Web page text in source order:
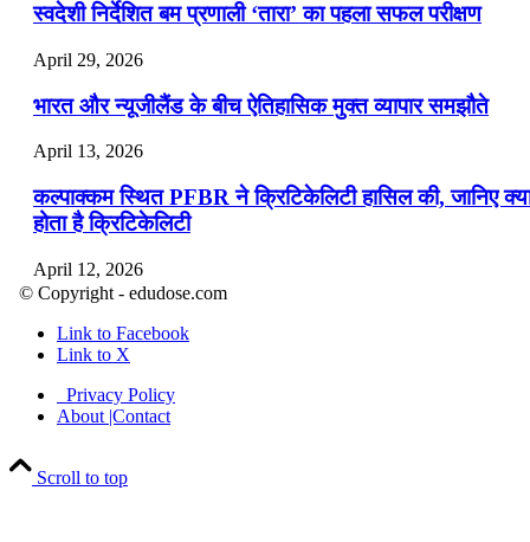
स्वदेशी निर्देशित बम प्रणाली ‘तारा’ का पहला सफल परीक्षण
April 29, 2026
भारत और न्यूजीलैंड के बीच ऐतिहासिक मुक्त व्यापार समझौते
April 13, 2026
कल्पाक्कम स्थित PFBR ने क्रिटिकेलिटी हासिल की, जानिए
होता है क्रिटिकेलिटी
April 12, 2026
April 9, 2026
नासा का आर्टेमिस-2 मिशन: मनुष्य एक बार फिर से चंद्रमा के
पहुंचा
April 7, 2026
© Copyright - edudose.com
Link to Facebook
Link to X
Privacy Policy
About |Contact
Scroll to top